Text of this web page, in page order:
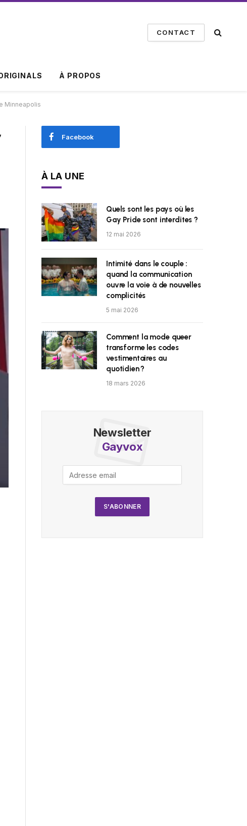
CONTACT
À PROPOS
Minneapolis
Facebook
À LA UNE
Quels sont les pays où les
Gay Pride sont interdites ?
12 mai 2026
Intimité dans le couple :
quand la communication
ouvre la voie à de nouvelles
complicités
5 mai 2026
Comment la mode queer
transforme les codes
vestimentaires au
quotidien ?
18 mars 2026
Newsletter
Gayvox